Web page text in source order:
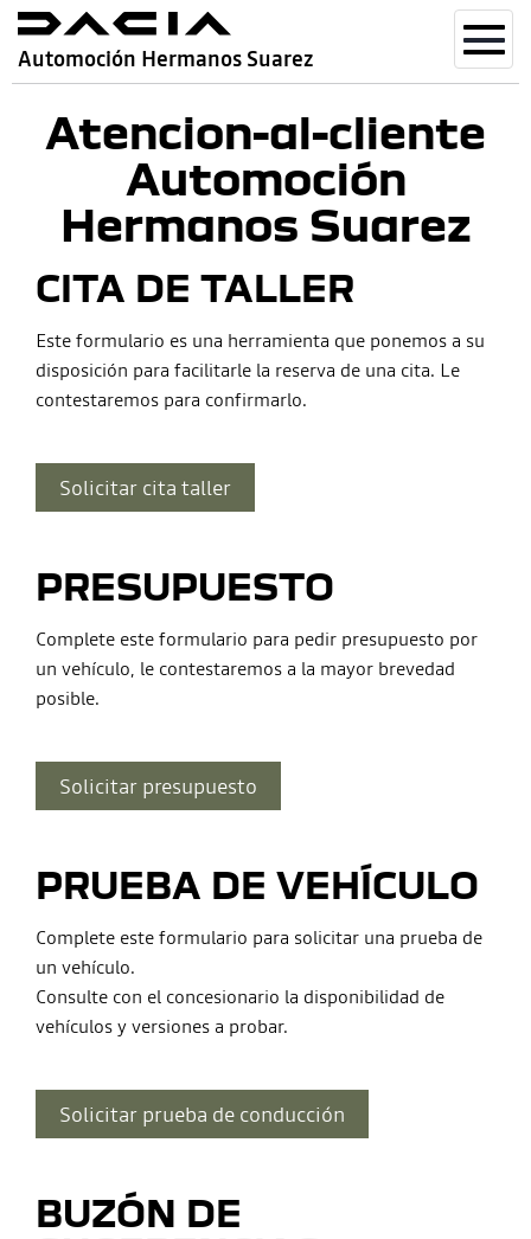
Automoción Hermanos Suarez
Atencion-al-cliente
Automoción
Hermanos Suarez
CITA DE TALLER
Este formulario es una herramienta que ponemos a su
disposición para facilitarle la reserva de una cita. Le
contestaremos para confirmarlo.
Solicitar cita taller
PRESUPUESTO
Complete este formulario para pedir presupuesto por
un vehículo, le contestaremos a la mayor brevedad
posible.
Solicitar presupuesto
PRUEBA DE VEHÍCULO
Complete este formulario para solicitar una prueba de
un vehículo.
Consulte con el concesionario la disponibilidad de
vehículos y versiones a probar.
Solicitar prueba de conducción
BUZÓN DE